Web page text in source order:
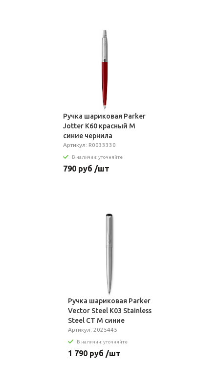
Ручка шариковая Parker
Jotter K60 красный M
синие чернила
Артикул: R0033330
В наличии: уточняйте
790 руб /шт
Ручка шариковая Parker
Vector Steel K03 Stainless
Steel CT M синие
чернила подар.кор.
Артикул: 2025445
В наличии: уточняйте
1 790 руб /шт